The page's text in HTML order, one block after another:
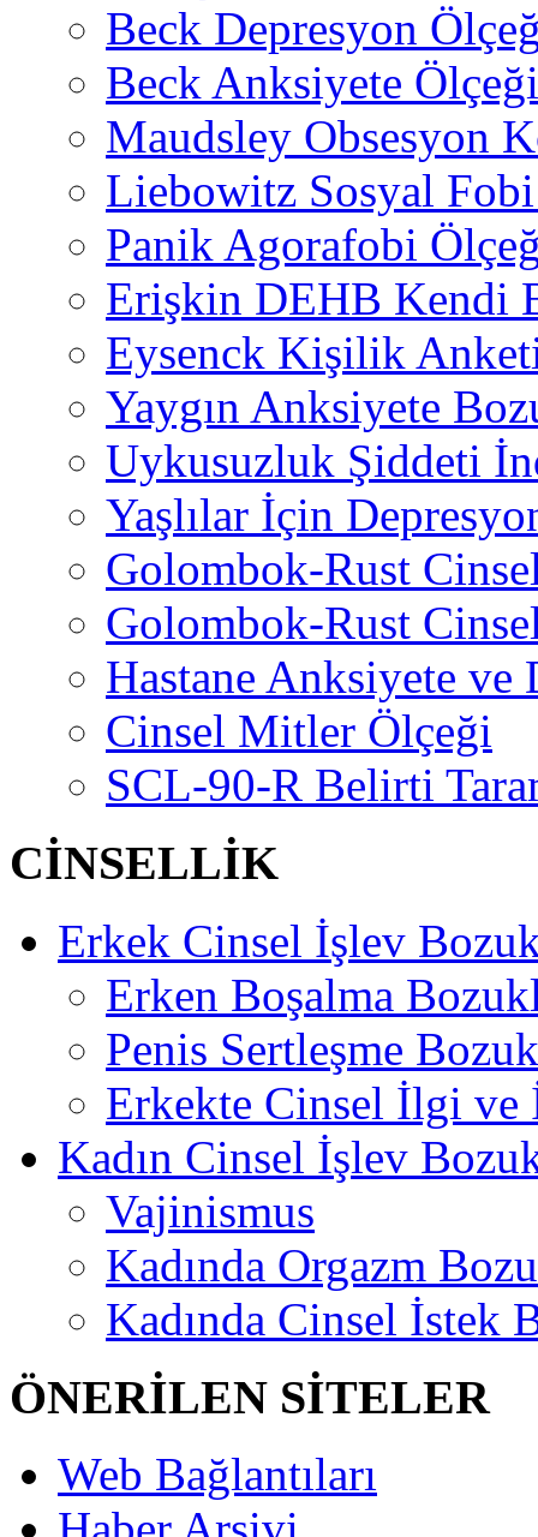
Beck Depresyon
Beck Anksiyete Ölçeği
Maudsley Obsesyon
Liebowitz Sosyal
Panik Agorafobi
Erişkin DEHB Kendi
Eysenck Kişilik
Yaygın Anksiyete
Uykusuzluk Şiddeti
Yaşlılar İçin
Golombok-Rust
Golombok-Rust
Hastane Anksiyete ve
Cinsel Mitler Ölçeği
SCL-90-R Belirti
CİNSELLİK
Erkek Cinsel İşlev
Erken Boşalma
Penis Sertleşme
Erkekte Cinsel İlgi ve
Kadın Cinsel İşlev
Vajinismus
Kadında Orgazm
Kadında Cinsel İstek
ÖNERİLEN SİTELER
Web Bağlantıları